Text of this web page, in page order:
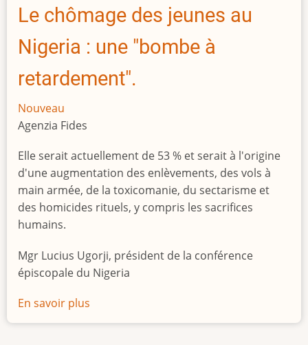
l'Afrique
Le chômage des jeunes au
Nigeria : une "bombe à
retardement".
Nouveau
Agenzia Fides
Elle serait actuellement de 53 % et serait à l'origine
d'une augmentation des enlèvements, des vols à
main armée, de la toxicomanie, du sectarisme et
des homicides rituels, y compris les sacrifices
humains.
Mgr Lucius Ugorji, président de la conférence
épiscopale du Nigeria
En savoir plus
Le